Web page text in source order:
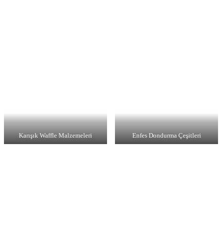
Karışık Waffle Malzemeleri Enfes Dondurma Çeşitleri